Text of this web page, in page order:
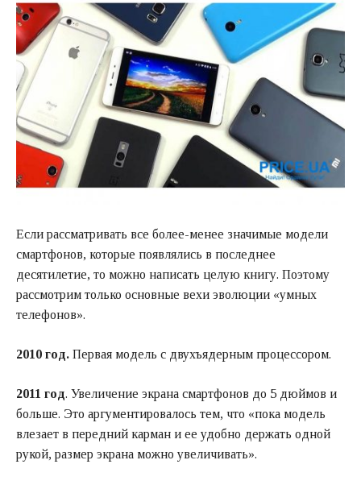
Если рассматривать все более-менее значимые модели
смартфонов, которые появлялись в последнее
десятилетие, то можно написать целую книгу. Поэтому
рассмотрим только основные вехи эволюции «умных
телефонов».
2010 год. Первая модель с двухъядерным процессором.
2011 год. Увеличение экрана смартфонов до 5 дюймов и
больше. Это аргументировалось тем, что «пока модель
влезает в передний карман и ее удобно держать одной
рукой, размер экрана можно увеличивать».